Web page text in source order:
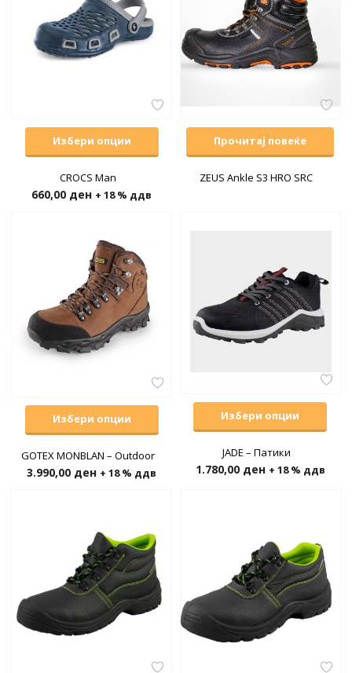
Избери опции
CROCS Man
660,00 ден + 18 % ддв
Прочитај повеќе
ZEUS Ankle S3 HRO SRC
Избери опции
GOTEX MONBLAN – Outdoor
3.990,00 ден + 18 % ддв
Избери опции
JADE – Патики
1.780,00 ден + 18 % ддв